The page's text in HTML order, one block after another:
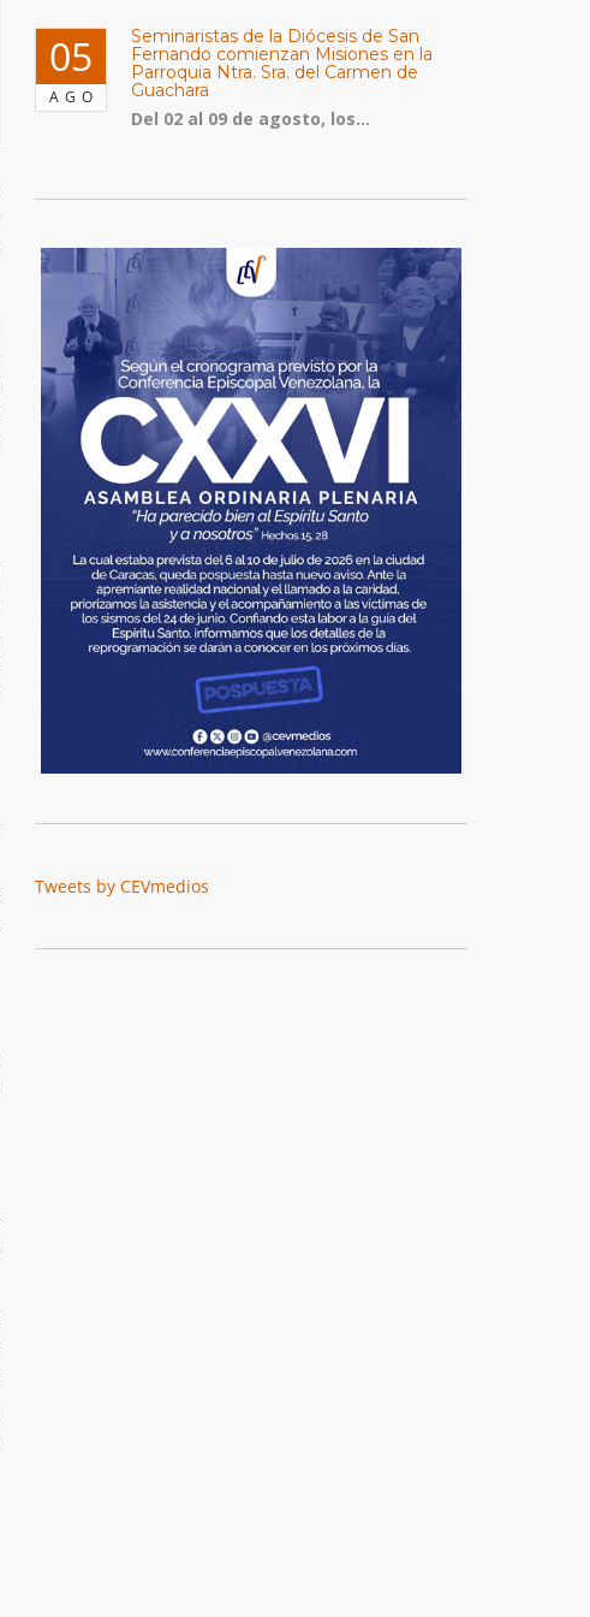
05
AGO
Seminaristas de la Diócesis de San
Fernando comienzan Misiones en la
Parroquia Ntra. Sra. del Carmen de
Guachara
Del 02 al 09 de agosto, los...
Tweets by CEVmedios